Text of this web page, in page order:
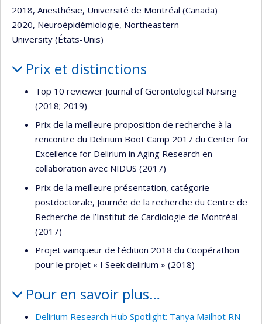
2018, Anesthésie, Université de Montréal (Canada)
2020, Neuroépidémiologie, Northeastern
University (États-Unis)
Prix et distinctions
Top 10 reviewer Journal of Gerontological Nursing
(2018; 2019)
Prix de la meilleure proposition de recherche à la
rencontre du Delirium Boot Camp 2017 du Center for
Excellence for Delirium in Aging Research en
collaboration avec NIDUS (2017)
Prix de la meilleure présentation, catégorie
postdoctorale, Journée de la recherche du Centre de
Recherche de l’Institut de Cardiologie de Montréal
(2017)
Projet vainqueur de l’édition 2018 du Coopérathon
pour le projet « I Seek delirium » (2018)
Pour en savoir plus…
Delirium Research Hub Spotlight: Tanya Mailhot RN